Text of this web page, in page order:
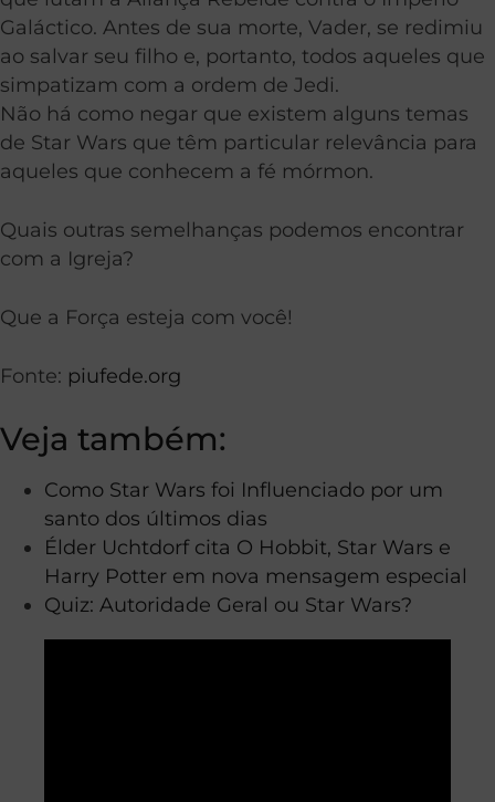
Galáctico. Antes de sua morte, Vader, se redimiu
ao salvar seu filho e, portanto, todos aqueles que
simpatizam com a ordem de Jedi.
Não há como negar que existem alguns temas
de Star Wars que têm particular relevância para
aqueles que conhecem a fé mórmon.
Quais outras semelhanças podemos encontrar
com a Igreja?
Que a Força esteja com você!
Fonte: piufede.org
Veja também:
Como Star Wars foi Influenciado por um
santo dos últimos dias
Élder Uchtdorf cita O Hobbit, Star Wars e
Harry Potter em nova mensagem especial
Quiz: Autoridade Geral ou Star Wars?